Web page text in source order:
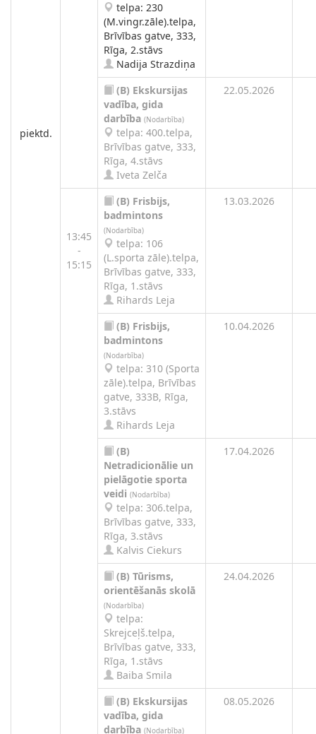
piektd.
telpa: 230
(M.vingr.zāle).telpa,
Brīvības gatve, 333,
Rīga, 2.stāvs
Nadija Strazdiņa
(B) Ekskursijas
vadība, gida
darbība (Nodarbība)
telpa: 400.telpa,
Brīvības gatve, 333,
Rīga, 4.stāvs
Iveta Zelča
22.05.2026
13:45
-
15:15
(B) Frisbijs,
badmintons
(Nodarbība)
telpa: 106
(L.sporta zāle).telpa,
Brīvības gatve, 333,
Rīga, 1.stāvs
Rihards Leja
13.03.2026
(B) Frisbijs,
badmintons
(Nodarbība)
telpa: 310 (Sporta
zāle).telpa, Brīvības
gatve, 333B, Rīga,
3.stāvs
Rihards Leja
10.04.2026
(B)
Netradicionālie un
pielāgotie sporta
veidi (Nodarbība)
telpa: 306.telpa,
Brīvības gatve, 333,
Rīga, 3.stāvs
Kalvis Ciekurs
17.04.2026
(B) Tūrisms,
orientēšanās skolā
(Nodarbība)
telpa:
Skrejceļš.telpa,
Brīvības gatve, 333,
Rīga, 1.stāvs
Baiba Smila
24.04.2026
(B) Ekskursijas
vadība, gida
darbība (Nodarbība)
08.05.2026